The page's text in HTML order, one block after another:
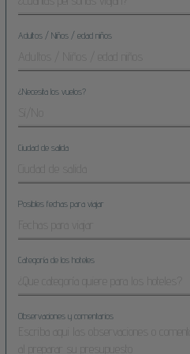
Adultos / Niños / edad niños
¿Necesita los vuelos?
Ciudad de salida
Posibles fechas para viajar
Categoría de los hoteles
Observaciones y comentarios